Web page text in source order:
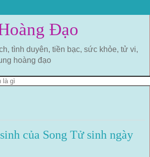
Đạo
tình duyên, tiền bạc, sức khỏe, tử vi,
hoàng đạo
của Song Tử sinh ngày